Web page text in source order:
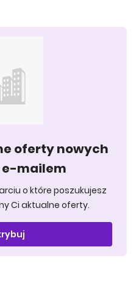
oferty nowych
mailem
o które poszukujesz
Ci aktualne oferty.